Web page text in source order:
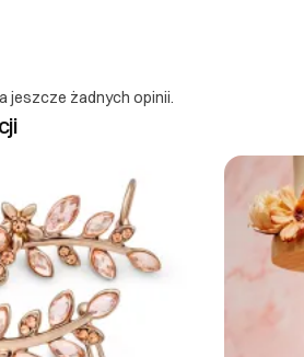
jeszcze żadnych opinii.